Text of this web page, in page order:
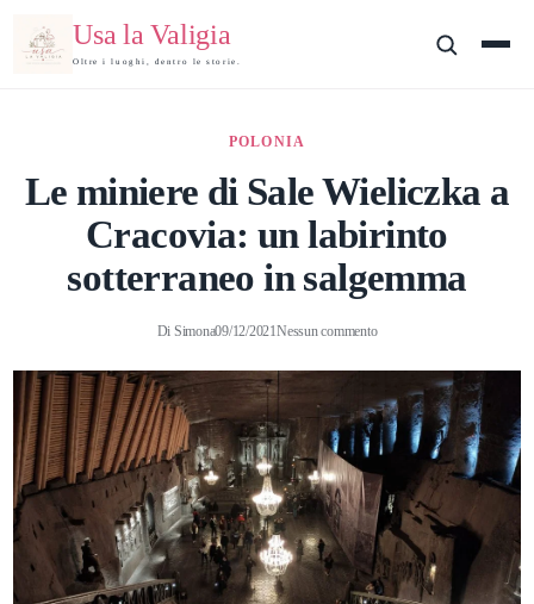
Usa la Valigia
Oltre i luoghi, dentro le storie.
POLONIA
Le miniere di Sale Wieliczka a
Cracovia: un labirinto
sotterraneo in salgemma
Di Simona09/12/2021Nessun commento